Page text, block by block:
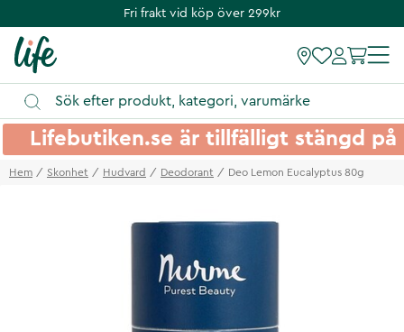
Fri frakt vid köp över 299kr
Lifebutiken.se är tillfälligt stängd
Hem Skonhet Hudvard Deodorant Deo Lemon Eucalyptus 80g